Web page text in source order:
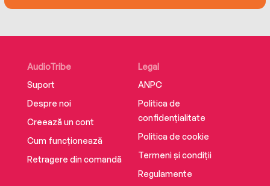
AudioTribe
Suport
Despre noi
Creează un cont
Cum funcționează
Retragere din comandă
Legal
ANPC
Politica de
confidențialitate
Politica de cookie
Termeni și condiții
Regulamente